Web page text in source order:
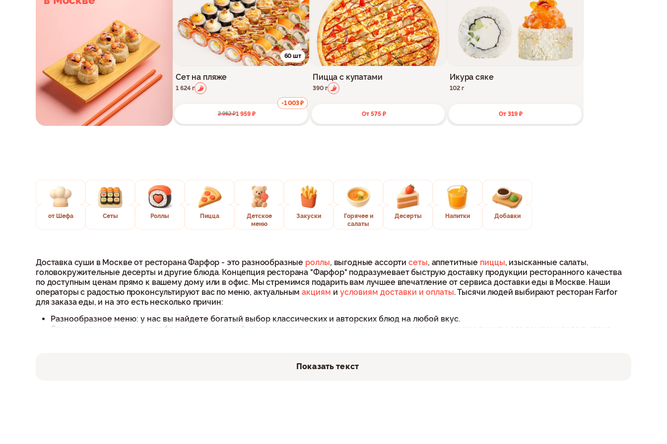
60 шт
Сет на пляже
1 624 г
2 962 ₽1 959 ₽
-1 003 ₽
Пицца с купатами
390 г
От 575 ₽
Икура сяке
102 г
От 319 ₽
от Шефа Сеты Роллы Пицца
Детское
меню
Закуски
Горячее и
салаты
Десерты Напитки Добавки
Доставка суши в Москве от ресторана Фарфор - это разнообразные роллы, выгодные ассорти сеты, аппетитные пиццы, изысканные салаты,
головокружительные десерты и другие блюда. Концепция ресторана "Фарфор" подразумевает быструю доставку продукции ресторанного качества
по доступным ценам прямо к вашему дому или в офис. Мы стремимся подарить вам лучшее впечатление от сервиса доставки еды в Москве. Наши
операторы с радостью проконсультируют вас по меню, актуальнымакциям и условиям доставки и оплаты. Тысячи людей выбирают ресторан Farfor
для заказа еды, и на это есть несколько причин:
Разнообразное меню: у нас вы найдете богатый выбор классических и авторских блюд на любой вкус.
Свежие продукты: наши профессиональные шеф-повара используют только свежие и качественные ингредиенты для вашего удовольствия.
Показать текст